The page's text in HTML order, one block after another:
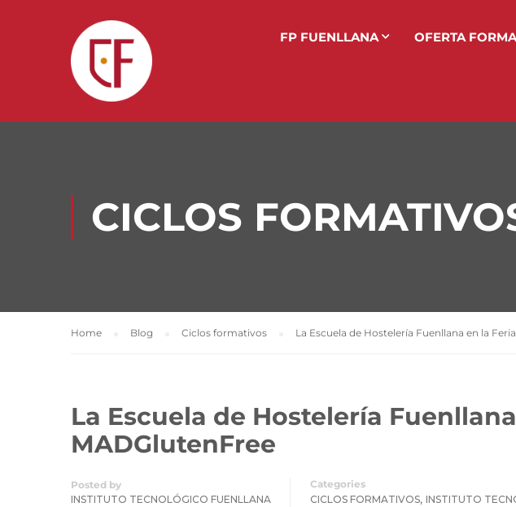
FP FUENLLANA OFERTA
CICLOS
Home Blog Ciclos formativos La Escuela de Hostelería Fuenllana en la
La Escuela de Hostelería
MADGlutenFree
Posted by
INSTITUTO TECNOLÓGICO FUENLLANA
Categories
CICLOS FORMATIVOS, INSTITUTO